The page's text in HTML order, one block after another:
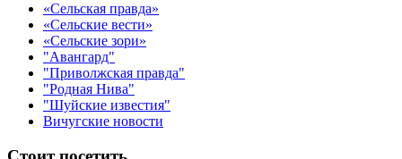
«Сельская правда»
«Сельские вести»
«Сельские зори»
"Авангард"
"Приволжская правда"
"Родная Нива"
"Шуйские известия"
Вичугские новости